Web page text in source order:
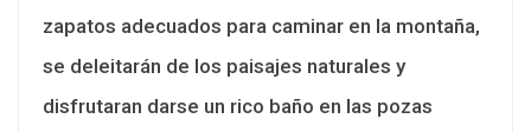
zapatos adecuados para caminar en la montaña,
se deleitarán de los paisajes naturales y
disfrutaran darse un rico baño en las pozas